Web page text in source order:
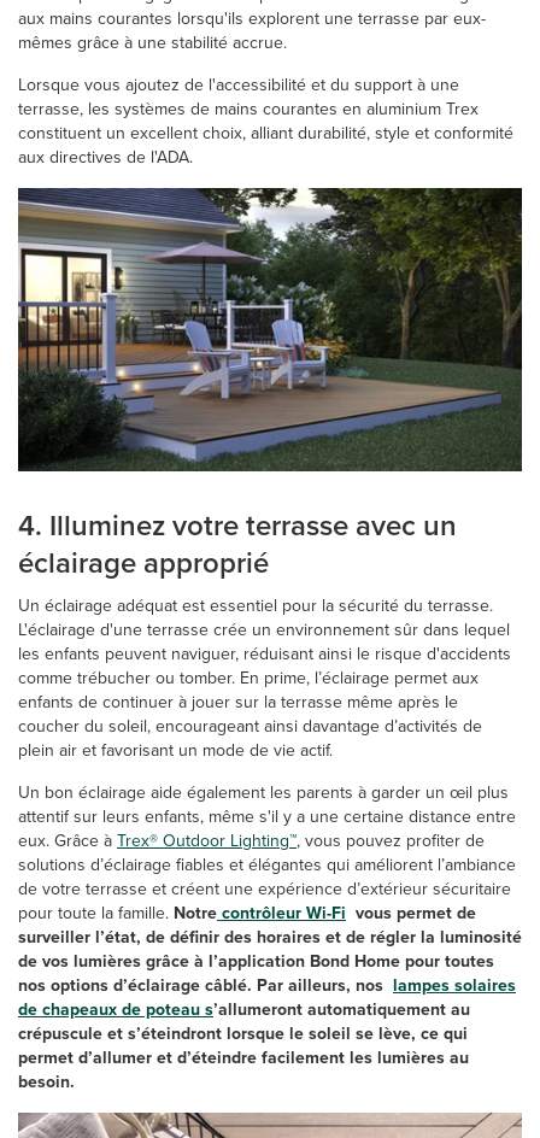
aux mains courantes lorsqu'ils explorent une terrasse par eux-
mêmes grâce à une stabilité accrue.
Lorsque vous ajoutez de l'accessibilité et du support à une
terrasse, les systèmes de mains courantes en aluminium Trex
constituent un excellent choix, alliant durabilité, style et conformité
aux directives de l'ADA.
4. Illuminez votre terrasse avec un
éclairage approprié
Un éclairage adéquat est essentiel pour la sécurité du terrasse.
L'éclairage d'une terrasse crée un environnement sûr dans lequel
les enfants peuvent naviguer, réduisant ainsi le risque d'accidents
comme trébucher ou tomber. En prime, l’éclairage permet aux
enfants de continuer à jouer sur la terrasse même après le
coucher du soleil, encourageant ainsi davantage d’activités de
plein air et favorisant un mode de vie actif.
Un bon éclairage aide également les parents à garder un œil plus
attentif sur leurs enfants, même s'il y a une certaine distance entre
eux. Grâce àTrex® Outdoor Lighting™, vous pouvez profiter de
solutions d’éclairage fiables et élégantes qui améliorent l’ambiance
de votre terrasse et créent une expérience d’extérieur sécuritaire
pour toute la famille. Notrecontrôleur Wi-Fi vous permet de
surveiller l’état, de définir des horaires et de régler la luminosité
de vos lumières grâce à l’application Bond Home pour toutes
nos options d’éclairage câblé. Par ailleurs, nos lampes solaires
de chapeaux de poteau s’allumeront automatiquement au
crépuscule et s’éteindront lorsque le soleil se lève, ce qui
permet d’allumer et d’éteindre facilement les lumières au
besoin.